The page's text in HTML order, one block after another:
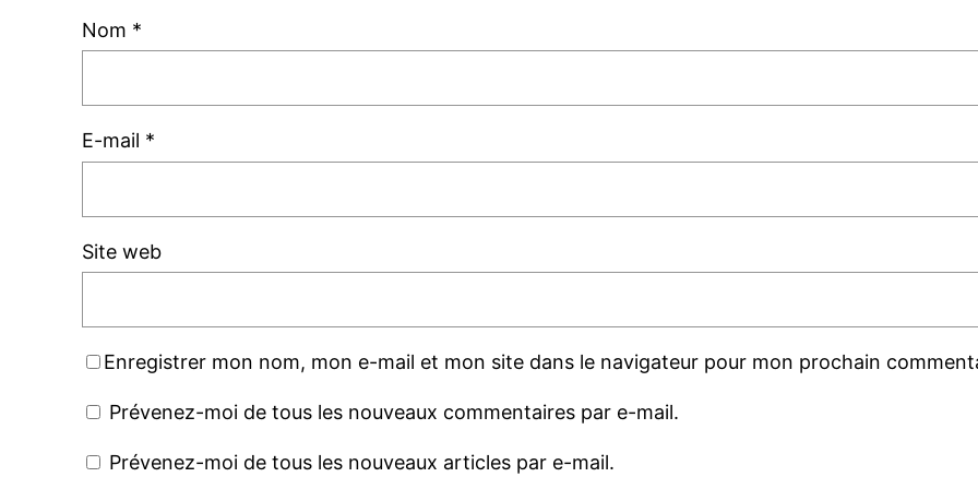
Nom *
E-mail *
Site web
Enregistrer mon nom, mon e-mail et mon site dans le navigateur pour mon prochain
Prévenez-moi de tous les nouveaux commentaires par e-mail.
Prévenez-moi de tous les nouveaux articles par e-mail.